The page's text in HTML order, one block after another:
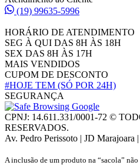
(19) 99635-5996
HORÁRIO DE ATENDIMENTO
SEG À QUI DAS 8H ÀS 18H
SEX DAS 8H ÀS 17H
MAIS VENDIDOS
CUPOM DE DESCONTO
#HOJE TEM (SÓ POR 24H)
SEGURANÇA
CPNJ: 14.611.331/0001-72 ©
RESERVADOS.
Av. Pedro Perissoto | JD Marajoara
A inclusão de um produto na “sacola”